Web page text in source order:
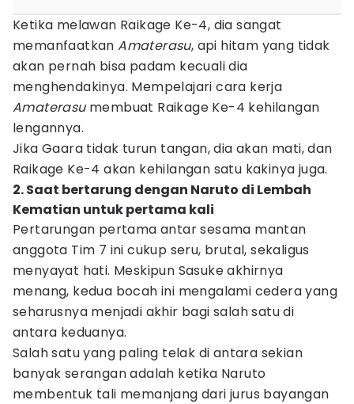
Ketika melawan Raikage Ke-4, dia sangat
memanfaatkanAmaterasu, api hitam yang tidak
akan pernah bisa padam kecuali dia
menghendakinya. Mempelajari cara kerja
Amaterasumembuat Raikage Ke-4 kehilangan
lengannya.
Jika Gaara tidak turun tangan, dia akan mati, dan
Raikage Ke-4 akan kehilangan satu kakinya juga.
2. Saat bertarung dengan Naruto di Lembah
Kematian untuk pertama kali
Pertarungan pertama antar sesama mantan
anggota Tim 7 ini cukup seru, brutal, sekaligus
menyayat hati. Meskipun Sasuke akhirnya
menang, kedua bocah ini mengalami cedera yang
seharusnya menjadi akhir bagi salah satu di
antara keduanya.
Salah satu yang paling telak di antara sekian
banyak serangan adalah ketika Naruto
membentuk tali memanjang dari jurus bayangan